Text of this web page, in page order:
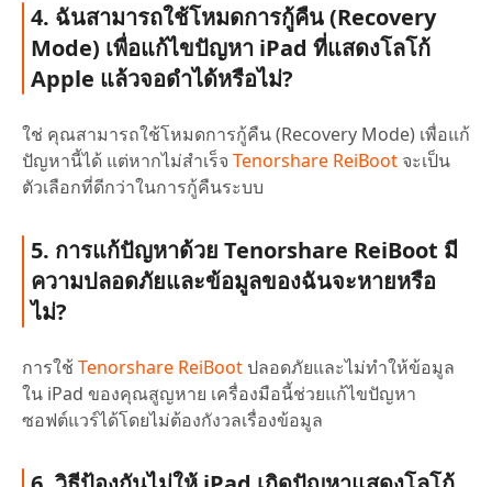
4. ฉันสามารถใช้โหมดการกู้คืน (Recovery
Mode) เพื่อแก้ไขปัญหา iPad ที่แสดงโลโก้
Apple แล้วจอดำได้หรือไม่?
ใช่ คุณสามารถใช้โหมดการกู้คืน (Recovery Mode) เพื่อแก้
ปัญหานี้ได้ แต่หากไม่สำเร็จ Tenorshare ReiBoot จะเป็น
ตัวเลือกที่ดีกว่าในการกู้คืนระบบ
5. การแก้ปัญหาด้วย Tenorshare ReiBoot มี
ความปลอดภัยและข้อมูลของฉันจะหายหรือ
ไม่?
การใช้Tenorshare ReiBoot ปลอดภัยและไม่ทำให้ข้อมูล
ใน iPad ของคุณสูญหาย เครื่องมือนี้ช่วยแก้ไขปัญหา
ซอฟต์แวร์ได้โดยไม่ต้องกังวลเรื่องข้อมูล